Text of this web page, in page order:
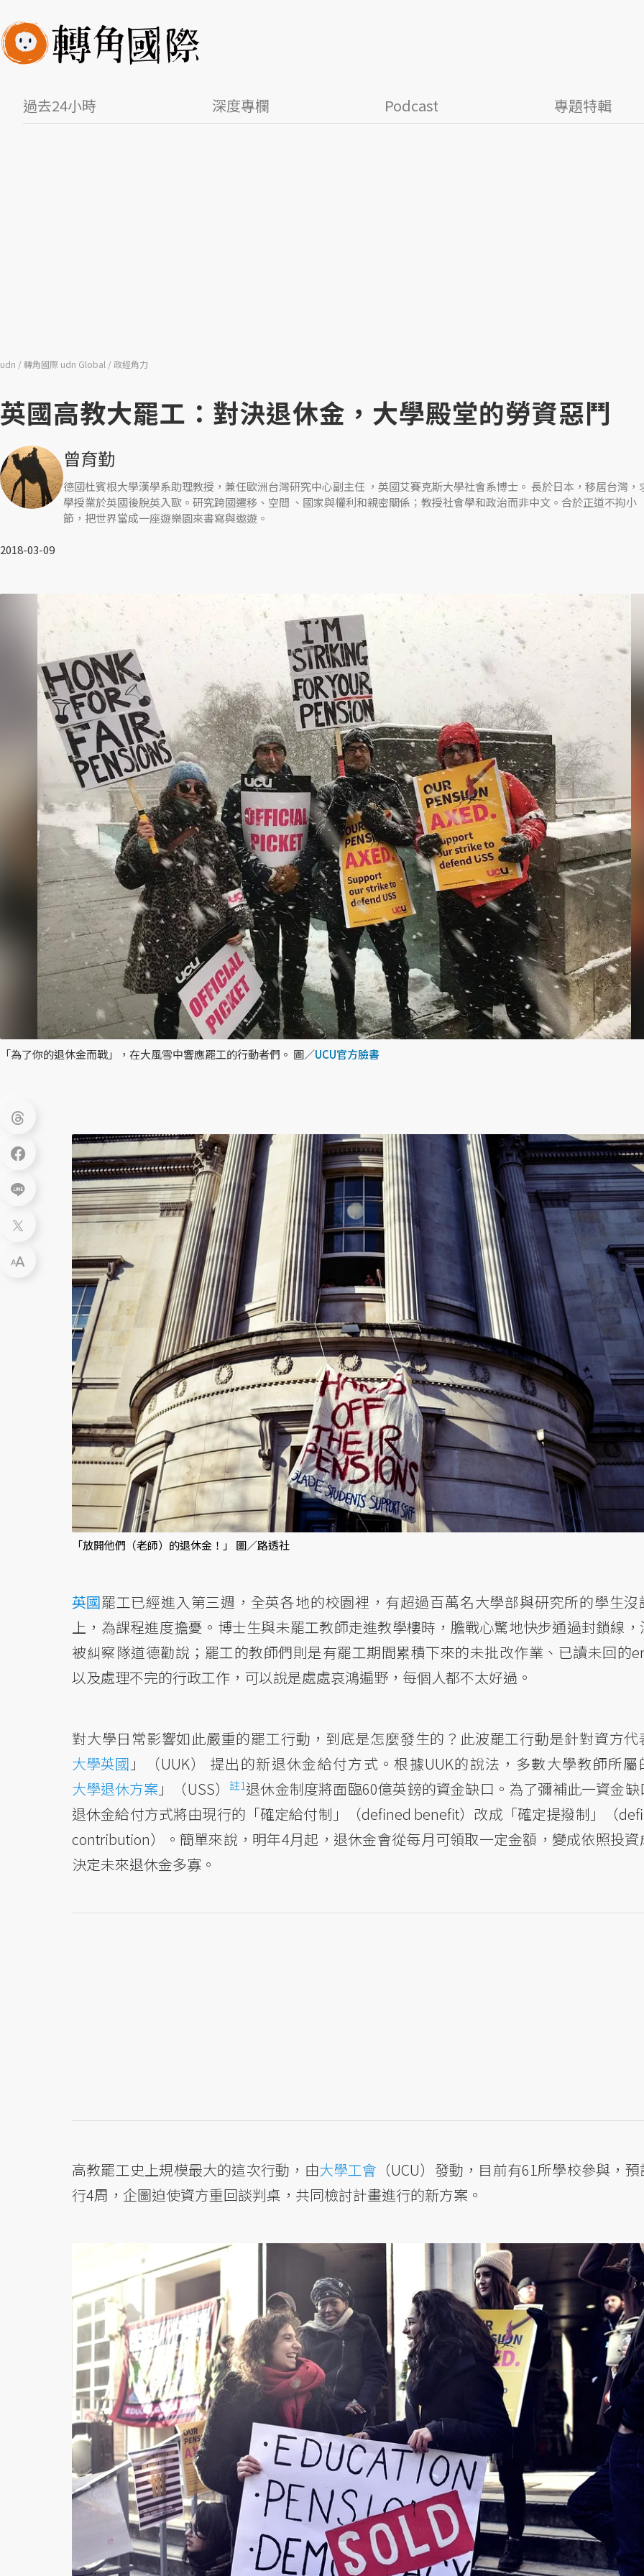
過去24小時 深度專欄 Podcast 專題特輯
udn 轉角國際 udn Global 政經角力
英國高教大罷工：對決退休金，大學殿堂的勞資惡鬥
曾育勤
德國杜賓根大學漢學系助理教授，兼任歐洲台灣研究中心副主任 ，英國艾賽克斯大學社會系博士。 長於日本，移居台灣，
學授業於英國後脫英入歐。研究跨國遷移、空間 、國家與權利和親密關係；教授社會學和政治而非中文。合於正道不拘小
節，把世界當成一座遊樂園來書寫與遨遊。
2018-03-09
「為了你的退休金而戰」，在大風雪中響應罷工的行動者們。 圖／UCU官方臉書
「放開他們（老師）的退休金！」 圖／路透社
英國罷工已經進入第三週，全英各地的校園裡，有超過百萬名大學部與研究所的學生沒
上，為課程進度擔憂。博士生與未罷工教師走進教學樓時，膽戰心驚地快步通過封鎖線，
被糾察隊道德勸說；罷工的教師們則是有罷工期間累積下來的未批改作業、已讀未回的
以及處理不完的行政工作，可以說是處處哀鴻遍野，每個人都不太好過。
對大學日常影響如此嚴重的罷工行動，到底是怎麼發生的？此波罷工行動是針對資方代
大學英國 」（UUK） 提出的新退休金給付方式。根據UUK的說法，多數大學教師所屬
大學退休方案 」（USS）註1退休金制度將面臨60億英鎊的資金缺口。為了彌補此一資金缺
退休金給付方式將由現行的「確定給付制」（defined benefit）改成「確定提撥制」（
contribution）。簡單來說，明年4月起，退休金會從每月可領取一定金額，變成依照投資
決定未來退休金多寡。
高教罷工史上規模最大的這次行動，由大學工會 （UCU）發動，目前有61所學校參與，
行4周，企圖迫使資方重回談判桌，共同檢討計畫進行的新方案。